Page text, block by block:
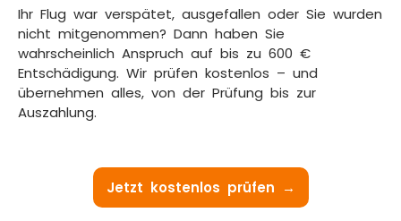
Ihr Flug war verspätet, ausgefallen oder Sie wurden
nicht mitgenommen? Dann haben Sie
wahrscheinlich Anspruch auf bis zu 600 €
Entschädigung. Wir prüfen kostenlos – und
übernehmen alles, von der Prüfung bis zur
Auszahlung.
Jetzt kostenlos prüfen →